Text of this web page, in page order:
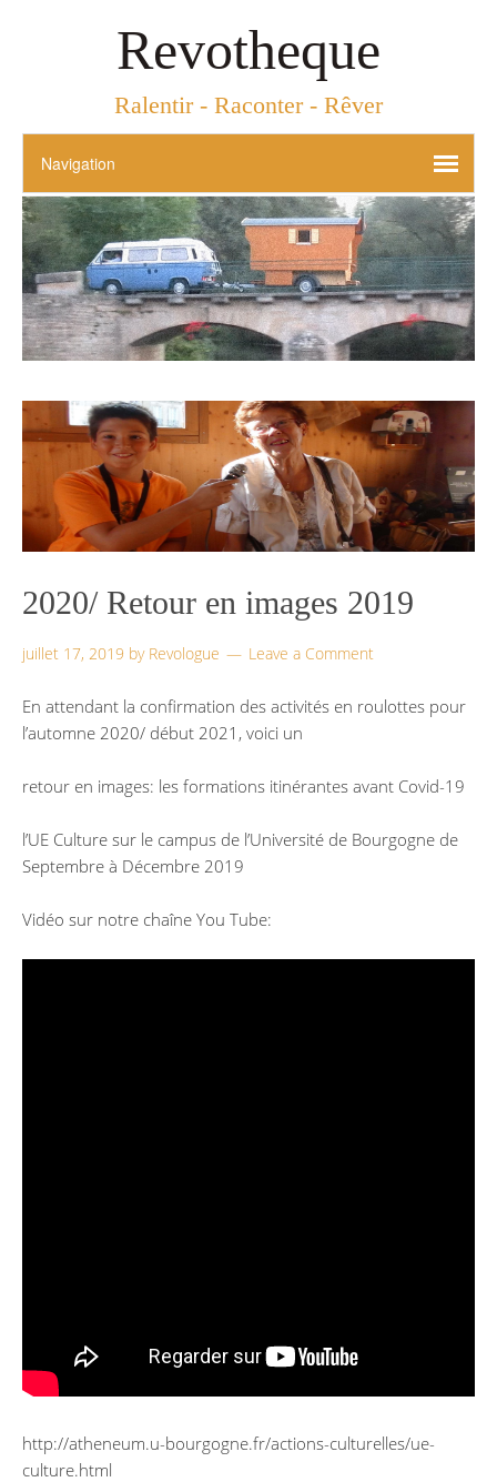
Revotheque
Ralentir - Raconter - Rêver
2020/ Retour en images 2019
juillet 17, 2019 by Revologue Leave a Comment
En attendant la confirmation des activités en roulottes pour
l’automne 2020/ début 2021, voici un
retour en images: les formations itinérantes avant Covid-19
l’UE Culture sur le campus de l’Université de Bourgogne de
Septembre à Décembre 2019
Vidéo sur notre chaîne You Tube:
http://atheneum.u-bourgogne.fr/actions-culturelles/ue-
culture.html